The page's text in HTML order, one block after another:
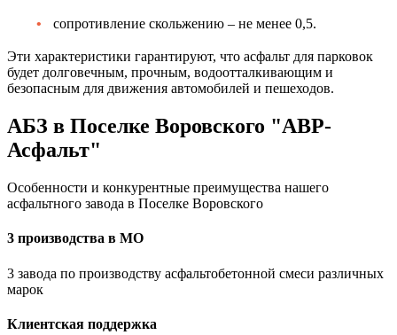
сопротивление скольжению – не менее 0,5.
Эти характеристики гарантируют, что асфальт для парковок
будет долговечным, прочным, водоотталкивающим и
безопасным для движения автомобилей и пешеходов.
АБЗ в Поселке Воровского "АВР-
Асфальт"
Особенности и конкурентные преимущества нашего
асфальтного завода в Поселке Воровского
3 производства в МО
3 завода по производству асфальтобетонной смеси различных
марок
Клиентская поддержка